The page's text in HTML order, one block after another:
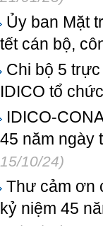
Ủy ban Mặt
tết cán bộ,
Chi bộ 5
IDICO tổ
IDICO-
45 năm ngày
15/10/24)
Thư cảm ơn
kỷ niệm 45